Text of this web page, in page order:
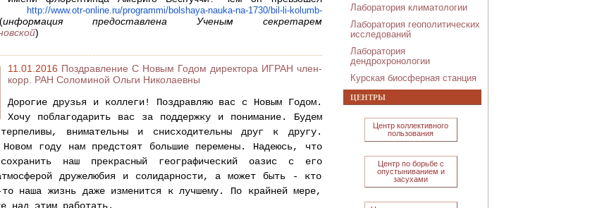
http://www.otr-online.ru/programmi/bolshaya-nauka-na-1730/bil-li-kolumb-
информация предоставлена Ученым секретарем
)
11.01.2016 Поздравление С Новым Годом директора ИГРАН член-
корр. РАН Соломиной Ольги Николаевны
Дорогие друзья и коллеги! Поздравляю вас с Новым Годом.
Хочу поблагодарить вас за поддержку и понимание. Будем
внимательны и снисходительны друг к другу.
году нам предстоят большие перемены. Надеюсь, что
наш прекрасный географический оазис с его
дружелюбия и солидарности, а может быть - кто
наша жизнь даже изменится к лучшему. По крайней мере,
Лаборатория климатологии
Лаборатория геополитических
исследований
Лаборатория
дендрохронологии
Курская биосферная станция
ЦЕНТРЫ
Центр коллективного
пользования
Центр по борьбе с
опустыниванием и
засухами